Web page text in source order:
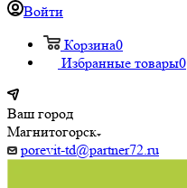
Войти
Корзина0
Избранные товары0
Ваш город
Магнитогорск
porevit-td@partner72.ru